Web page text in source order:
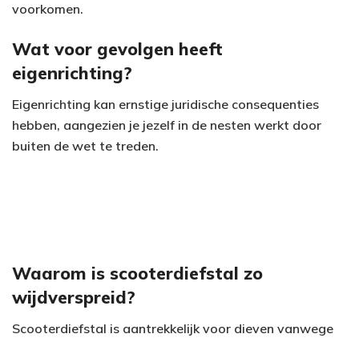
voorkomen.
Wat voor gevolgen heeft
eigenrichting?
Eigenrichting kan ernstige juridische consequenties
hebben, aangezien je jezelf in de nesten werkt door
buiten de wet te treden.
Waarom is scooterdiefstal zo
wijdverspreid?
Scooterdiefstal is aantrekkelijk voor dieven vanwege